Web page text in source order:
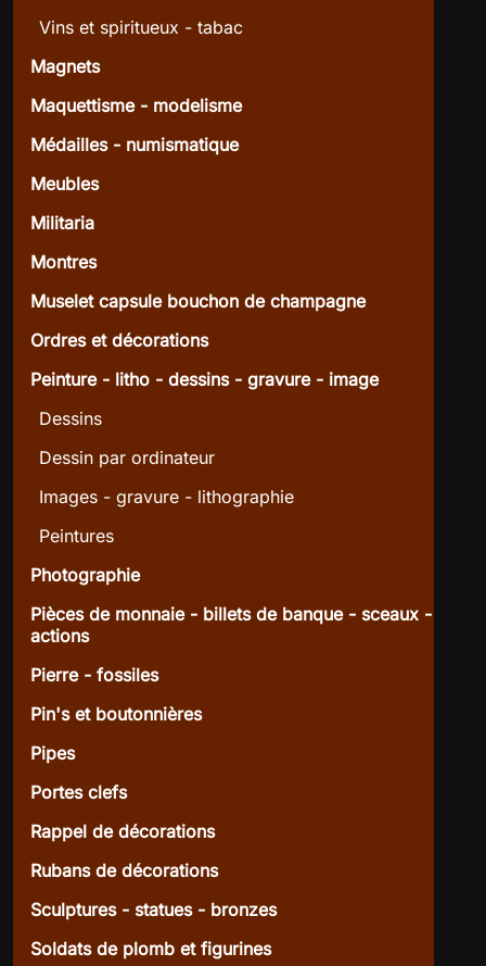
Vins et spiritueux - tabac
Magnets
Maquettisme - modelisme
Médailles - numismatique
Meubles
Militaria
Montres
Muselet capsule bouchon de champagne
Ordres et décorations
Peinture - litho - dessins - gravure - image
Dessins
Dessin par ordinateur
Images - gravure - lithographie
Peintures
Photographie
Pièces de monnaie - billets de banque - sceaux -
actions
Pierre - fossiles
Pin's et boutonnières
Pipes
Portes clefs
Rappel de décorations
Rubans de décorations
Sculptures - statues - bronzes
Soldats de plomb et figurines